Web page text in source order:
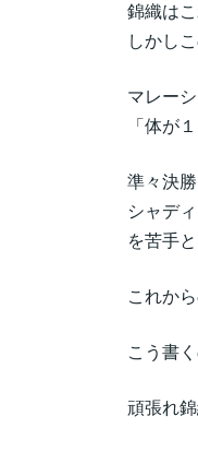
錦織は
しかし
マレー
「体が
準々決
シャデ
を苦手
これか
こう書
頑張れ錦